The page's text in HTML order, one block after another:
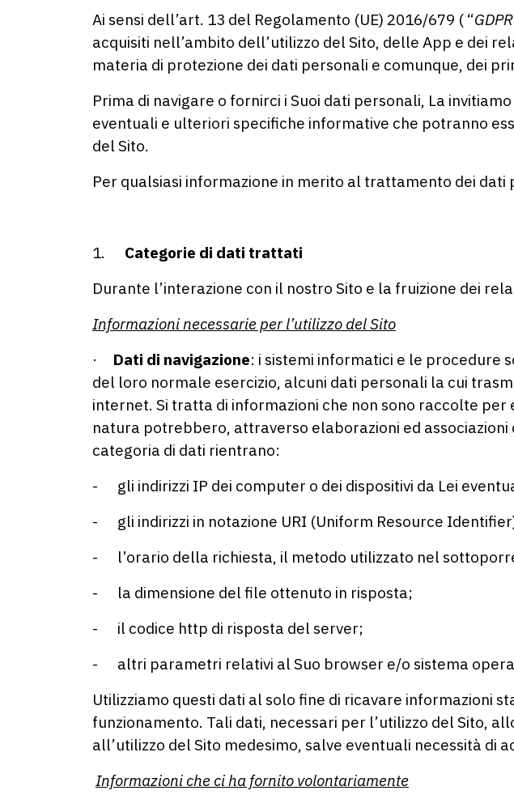
Ai sensi dell’art. 13 del Regolamento (UE) 2016/679 ( “GDPR
acquisiti nell’ambito dell’utilizzo del Sito, delle App e dei
materia di protezione dei dati personali e comunque, dei
Prima di navigare o fornirci i Suoi dati personali, La
eventuali e ulteriori specifiche informative che potranno
del Sito.
Per qualsiasi informazione in merito al trattamento dei
1. Categorie di dati trattati
Durante l’interazione con il nostro Sito e la fruizione dei
Informazioni necessarie per l’utilizzo del Sito
· Dati di navigazione: i sistemi informatici e le procedure
del loro normale esercizio, alcuni dati personali la cui
internet. Si tratta di informazioni che non sono raccolte
natura potrebbero, attraverso elaborazioni ed
categoria di dati rientrano:
- gli indirizzi IP dei computer o dei dispositivi da Lei
- gli indirizzi in notazione URI (Uniform Resource
- l’orario della richiesta, il metodo utilizzato nel
- la dimensione del file ottenuto in risposta;
- il codice http di risposta del server;
- altri parametri relativi al Suo browser e/o sistema
Utilizziamo questi dati al solo fine di ricavare informazioni
funzionamento. Tali dati, necessari per l’utilizzo del Sito,
all’utilizzo del Sito medesimo, salve eventuali necessità
Informazioni che ci ha fornito volontariamente